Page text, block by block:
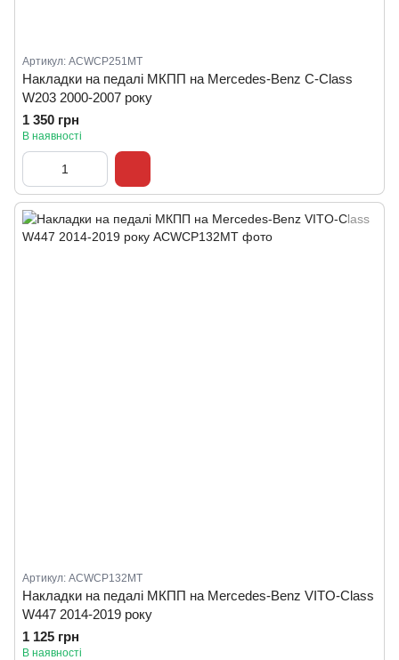
Артикул: ACWCP251MT
Накладки на педалі МКПП на Mercedes-Benz C-Class
W203 2000-2007 року
1 350 грн
В наявності
Артикул: ACWCP132MT
Накладки на педалі МКПП на Mercedes-Benz VITO-Class
W447 2014-2019 року
1 125 грн
В наявності